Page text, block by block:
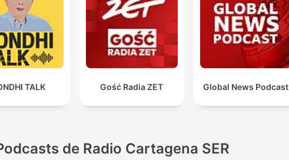
TALK Gość Radia ZET Global News Podcast
de Radio Cartagena SER